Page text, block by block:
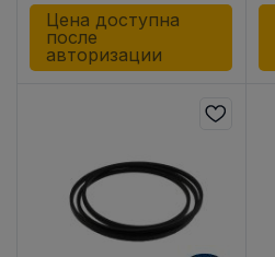
Цена доступна
после
авторизации